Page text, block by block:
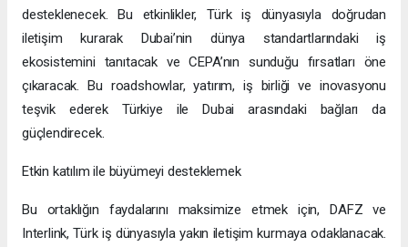
desteklenecek. Bu etkinlikler, Türk iş dünyasıyla doğrudan
iletişim kurarak Dubai’nin dünya standartlarındaki iş
ekosistemini tanıtacak ve CEPA’nın sunduğu fırsatları öne
çıkaracak. Bu roadshowlar, yatırım, iş birliği ve inovasyonu
teşvik ederek Türkiye ile Dubai arasındaki bağları da
güçlendirecek.
Etkin katılım ile büyümeyi desteklemek
Bu ortaklığın faydalarını maksimize etmek için, DAFZ ve
Interlink, Türk iş dünyasıyla yakın iletişim kurmaya odaklanacak.